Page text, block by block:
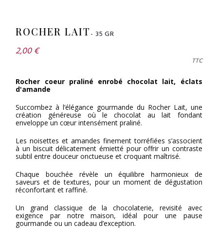
ROCHER LAIT- 35 GR
2,00 €
TTC
Rocher coeur praliné enrobé chocolat lait, éclats
d'amande
Succombez à l’élégance gourmande du Rocher Lait, une
création généreuse où le chocolat au lait fondant
enveloppe un cœur intensément praliné.
Les noisettes et amandes finement torréfiées s’associent
à un biscuit délicatement émietté pour offrir un contraste
subtil entre douceur onctueuse et croquant maîtrisé.
Chaque bouchée révèle un équilibre harmonieux de
saveurs et de textures, pour un moment de dégustation
réconfortant et raffiné.
Un grand classique de la chocolaterie, revisité avec
exigence par notre maison, idéal pour une pause
gourmande ou un cadeau d’exception.